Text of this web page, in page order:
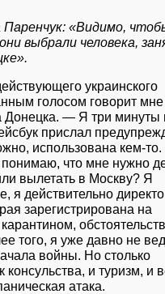
«Видимо,
выбрали человека,
украинского
голосом говорит мне
Донецка. — Я три минуты
прислал
использована кем-
что мне нужно
вылетать в Москву? Я
я действительно
зарегистрирована на
того, я уже давно не
войны. Но столько
и туризм, и
атака.